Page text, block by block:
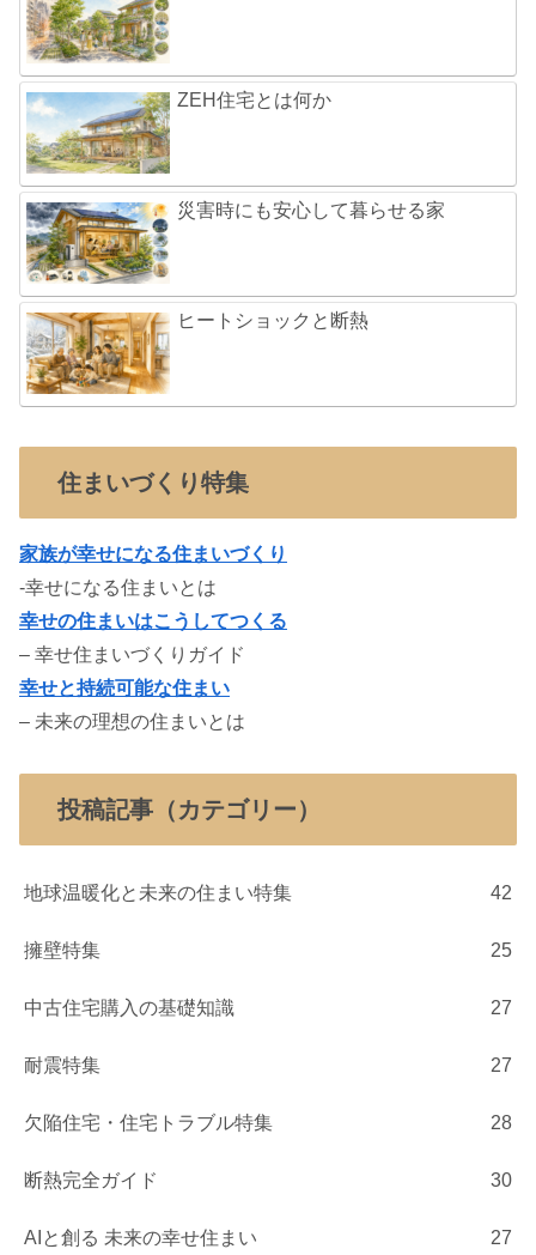
ZEH住宅とは何か
災害時にも安心して暮らせる家
ヒートショックと断熱
住まいづくり特集
家族が幸せになる住まいづくり
-幸せになる住まいとは
幸せの住まいはこうしてつくる
– 幸せ住まいづくりガイド
幸せと持続可能な住まい
– 未来の理想の住まいとは
投稿記事（カテゴリー）
地球温暖化と未来の住まい特集 42
擁壁特集 25
中古住宅購入の基礎知識 27
耐震特集 27
欠陥住宅・住宅トラブル特集 28
断熱完全ガイド 30
AIと創る 未来の幸せ住まい 27